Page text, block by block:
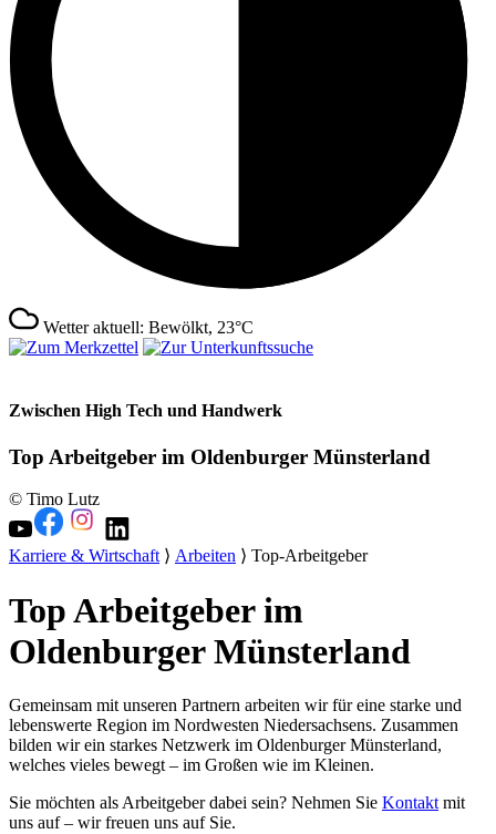
Wetter aktuell: Bewölkt, 23°C
Zwischen High Tech und Handwerk
Top Arbeitgeber im Oldenburger Münsterland
© Timo Lutz
Karriere & Wirtschaft⟩ Arbeiten ⟩ Top-Arbeitgeber
Top Arbeitgeber im
Oldenburger Münsterland
Gemeinsam mit unseren Partnern arbeiten wir für eine starke und
lebenswerte Region im Nordwesten Niedersachsens. Zusammen
bilden wir ein starkes Netzwerk im Oldenburger Münsterland,
welches vieles bewegt – im Großen wie im Kleinen.
Sie möchten als Arbeitgeber dabei sein? Nehmen Sie Kontakt mit
uns auf – wir freuen uns auf Sie.